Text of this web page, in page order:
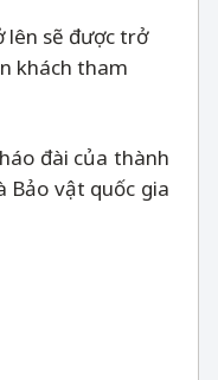
lên sẽ được trở
khách tham
đài của thành
Bảo vật quốc gia